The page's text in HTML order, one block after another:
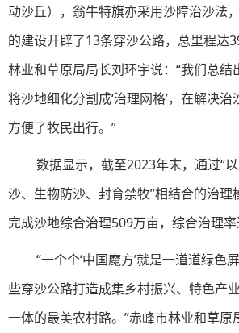
动沙丘），翁牛特旗亦采用沙障治沙法
的建设开辟了13条穿沙公路，总里程达
林业和草原局局长刘环宇说：“我们总结
将沙地细化分割成‘治理网格’，在解决治
方便了牧民出行。”
数据显示，截至2023年末，通过“
沙、生物防沙、封育禁牧”相结合的治理
完成沙地综合治理509万亩，综合治理率
“一个个‘中国魔方’就是一道道绿色
些穿沙公路打造成集乡村振兴、特色产
一体的最美农村路。”赤峰市林业和草原